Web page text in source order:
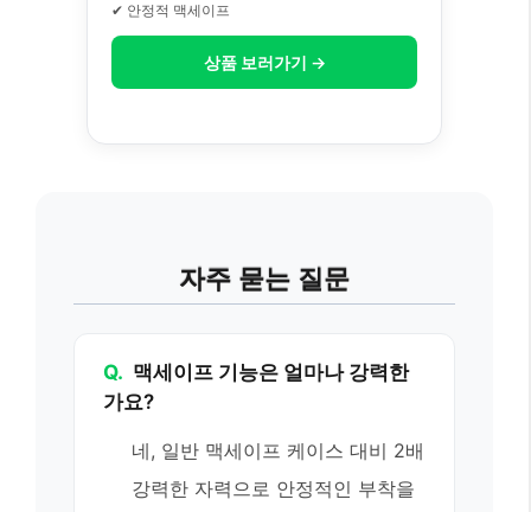
✔ 안정적 맥세이프
상품 보러가기 →
자주 묻는 질문
Q. 맥세이프 기능은 얼마나 강력한
가요?
네, 일반 맥세이프 케이스 대비 2배
강력한 자력으로 안정적인 부착을